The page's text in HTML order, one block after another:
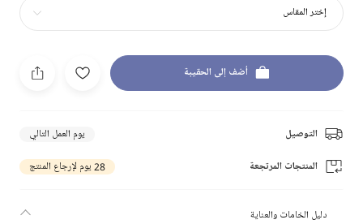
إختر المقاس
أضف إلى الحقيبة
التوصيل يوم العمل التالي
المنتجات المرتجعة 28 يوم لإرجاع المنتج
دليل الخامات والعناية